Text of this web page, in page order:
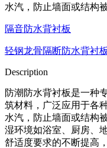
水汽，防止墙面或结构
隔音防水背衬板
轻钢龙骨隔断防水背衬板
Description
防潮防水背衬板是一种
筑材料，广泛应用于各
水汽，防止墙面或结构
湿环境如浴室、厨房、
舒适度要求的不断提高